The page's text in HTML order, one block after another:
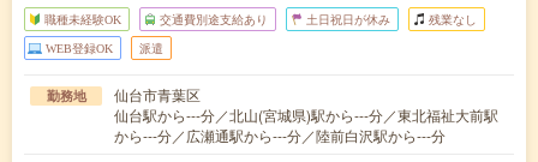
職種未経験OK 交通費別途支給あり 土日祝日が休み 残業なし
WEB登録OK 派遣
勤務地
仙台市青葉区
仙台駅から---分／北山(宮城県)駅から---分／東北福祉大前駅
から---分／広瀬通駅から---分／陸前白沢駅から---分